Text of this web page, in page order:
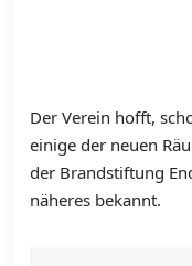
Der Verein hofft,
einige der neuen
der Brandstiftung
näheres bekannt.